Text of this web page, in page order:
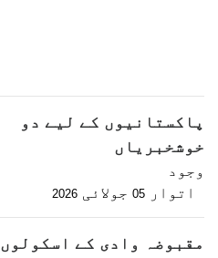
پاکستانیوں کے لیے دو
خوشخبریاں
وجود
اتوار 05 جولائی 2026
مقبوضہ وادی کے اسکولوں